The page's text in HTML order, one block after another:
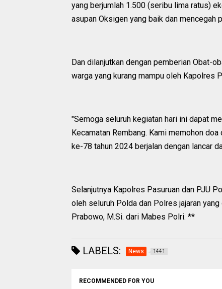
yang berjumlah 1.500 (seribu lima ratus)
asupan Oksigen yang baik dan mencegah
Dan dilanjutkan dengan pemberian Obat-
warga yang kurang mampu oleh Kapolres
"Semoga seluruh kegiatan hari ini dapat
Kecamatan Rembang. Kami memohon
ke-78 tahun 2024 berjalan dengan lancar
Selanjutnya Kapolres Pasuruan dan PJU
oleh seluruh Polda dan Polres jajaran
Prabowo, M.Si. dari Mabes Polri. **
LABELS: News 1441
RECOMMENDED FOR YOU